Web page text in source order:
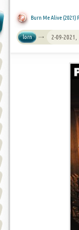
Burn Me Alive (2021)
lorn 2-09-2021,